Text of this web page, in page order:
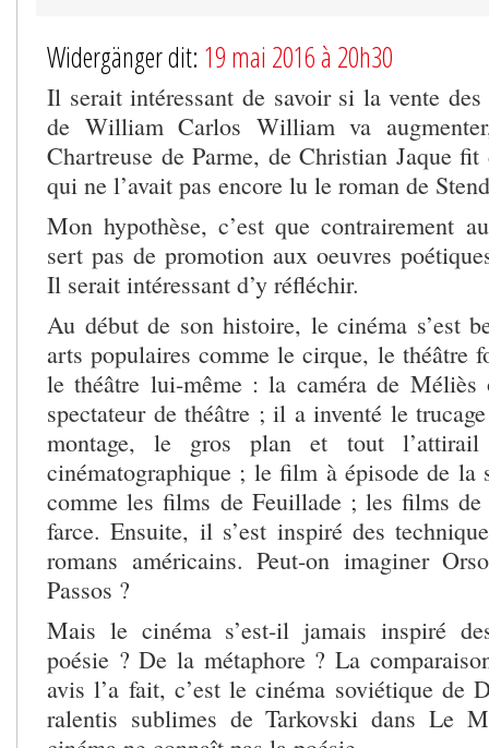
Widergänger dit: 19 mai 2016 à 20h30
Il serait intéressant de savoir si la vente
de William Carlos William va
Chartreuse de Parme, de Christian Jaque
qui ne l’avait pas encore lu le roman de
Mon hypothèse, c’est que contrairement
sert pas de promotion aux oeuvres
Il serait intéressant d’y réfléchir.
Au début de son histoire, le cinéma s’est
arts populaires comme le cirque, le théâtre
le théâtre lui-même : la caméra de Méliès
spectateur de théâtre ; il a inventé le
montage, le gros plan et tout
cinématographique ; le film à épisode de la
comme les films de Feuillade ; les films
farce. Ensuite, il s’est inspiré des
romans américains. Peut-on imaginer
Passos ?
Mais le cinéma s’est-il jamais inspiré
poésie ? De la métaphore ? La
avis l’a fait, c’est le cinéma soviétique de
ralentis sublimes de Tarkovski dans Le